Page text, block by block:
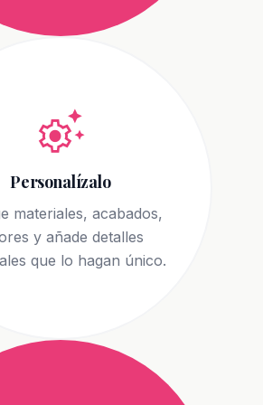
settings_suggest
Personalízalo
materiales, acabados,
y añade detalles
que lo hagan único.